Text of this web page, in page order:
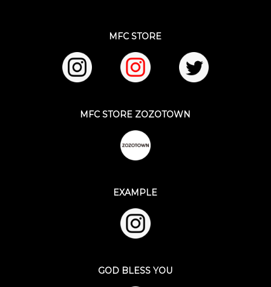
MFC STORE
MFC STORE ZOZOTOWN
EXAMPLE
GOD BLESS YOU